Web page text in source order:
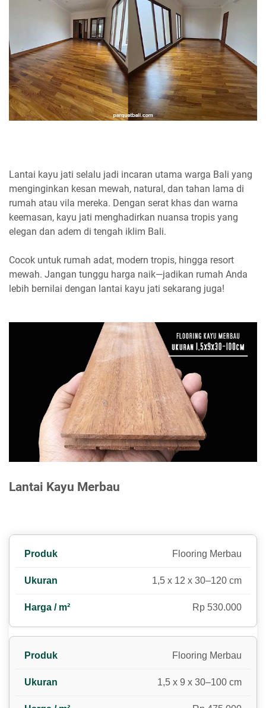
Lantai kayu jati selalu jadi incaran utama warga Bali yang
menginginkan kesan mewah, natural, dan tahan lama di
rumah atau vila mereka. Dengan serat khas dan warna
keemasan, kayu jati menghadirkan nuansa tropis yang
elegan dan adem di tengah iklim Bali.
Cocok untuk rumah adat, modern tropis, hingga resort
mewah. Jangan tunggu harga naik—jadikan rumah Anda
lebih bernilai dengan lantai kayu jati sekarang juga!
Lantai Kayu Merbau
Flooring Merbau
1,5 x 12 x 30–120 cm
Rp 530.000
Flooring Merbau
1,5 x 9 x 30–100 cm